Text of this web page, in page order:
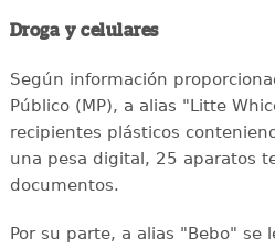
Droga y celulares
Según información
Público (MP), a alias "Litte
recipientes plásticos
una pesa digital, 25 aparatos
documentos.
Por su parte, a alias "Bebo" se